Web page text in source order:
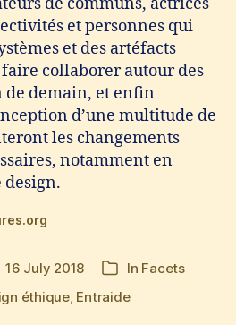
et personnes qui
et des artéfacts
collaborer autour des
de demain, et enfin
d’une multitude de
les changements
notamment en
design.
16 July 2018 Categories
In Facets
éthique, Entraide